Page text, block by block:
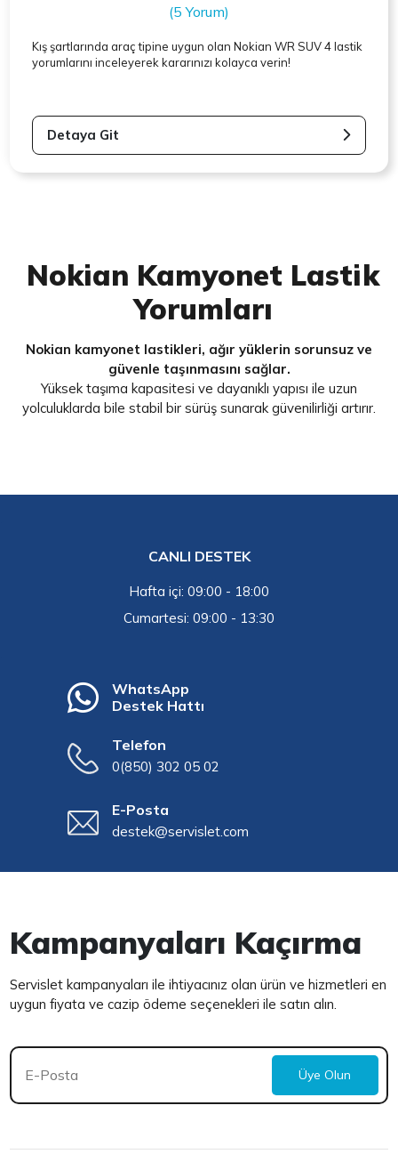
(5 Yorum)
Kış şartlarında araç tipine uygun olanNokian WR SUV 4 lastik
yorumlarını inceleyerek kararınızı kolayca verin!
Detaya Git
Nokian Kamyonet Lastik
Yorumları
Nokian kamyonet lastikleri, ağır yüklerin sorunsuz ve
güvenle taşınmasını sağlar.
Yüksek taşıma kapasitesi ve dayanıklı yapısı ile uzun
yolculuklarda bile stabil bir sürüş sunarak güvenilirliği artırır.
CANLI DESTEK
Hafta içi: 09:00 - 18:00
Cumartesi: 09:00 - 13:30
WhatsApp
Destek Hattı
Telefon
0(850) 302 05 02
E-Posta
destek@servislet.com
Kampanyaları Kaçırma
Servislet kampanyaları ile ihtiyacınız olan ürün ve hizmetleri en
uygun fiyata ve cazip ödeme seçenekleri ile satın alın.
Üye Olun